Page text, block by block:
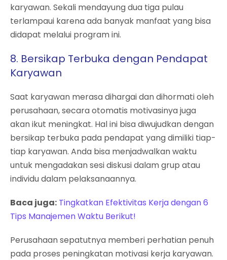
karyawan. Sekali mendayung dua tiga pulau
terlampaui karena ada banyak manfaat yang bisa
didapat melalui program ini.
8. Bersikap Terbuka dengan Pendapat
Karyawan
Saat karyawan merasa dihargai dan dihormati oleh
perusahaan, secara otomatis motivasinya juga
akan ikut meningkat. Hal ini bisa diwujudkan dengan
bersikap terbuka pada pendapat yang dimiliki tiap-
tiap karyawan. Anda bisa menjadwalkan waktu
untuk mengadakan sesi diskusi dalam grup atau
individu dalam pelaksanaannya.
Baca juga: Tingkatkan Efektivitas Kerja dengan 6
Tips Manajemen Waktu Berikut!
Perusahaan sepatutnya memberi perhatian penuh
pada proses peningkatan motivasi kerja karyawan.